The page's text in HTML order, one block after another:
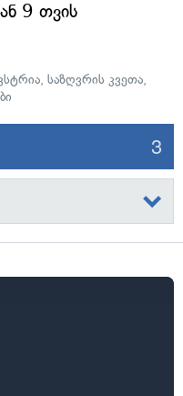
9 თვის
, საზღვრის კვეთა,
3